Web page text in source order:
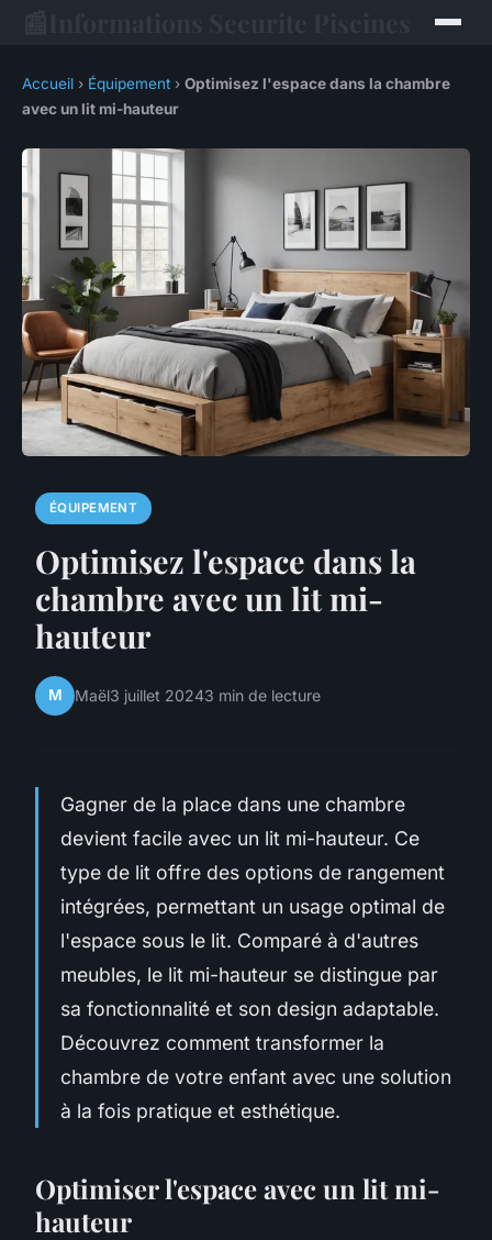
Accueil › Équipement › Optimisez l'espace dans la chambre
avec un lit mi-hauteur
ÉQUIPEMENT
Optimisez l'espace dans la
chambre avec un lit mi-
hauteur
M Maël3 juillet 20243 min de lecture
Gagner de la place dans une chambre
devient facile avec un lit mi-hauteur. Ce
type de lit offre des options de rangement
intégrées, permettant un usage optimal de
l'espace sous le lit. Comparé à d'autres
meubles, le lit mi-hauteur se distingue par
sa fonctionnalité et son design adaptable.
Découvrez comment transformer la
chambre de votre enfant avec une solution
à la fois pratique et esthétique.
Optimiser l'espace avec un lit mi-
hauteur